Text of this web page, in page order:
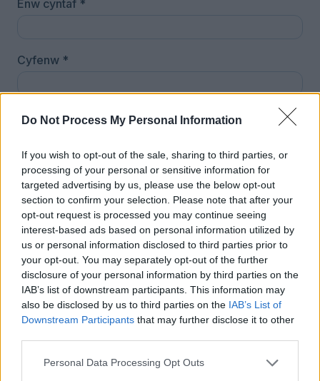
Do Not Process My Personal Information
If you wish to opt-out of the sale, sharing to third parties, or
processing of your personal or sensitive information for
targeted advertising by us, please use the below opt-out
section to confirm your selection. Please note that after your
opt-out request is processed you may continue seeing
interest-based ads based on personal information utilized by
us or personal information disclosed to third parties prior to
your opt-out. You may separately opt-out of the further
disclosure of your personal information by third parties on the
IAB’s list of downstream participants. This information may
also be disclosed by us to third parties on the IAB’s List of
Downstream Participants that may further disclose it to other
Personal Data Processing Opt Outs
Enw cyntaf *
Cyfenw *
Cyfeiriad*
Côd post*
Dyddiad geni*